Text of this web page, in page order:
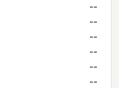
--
--
--
--
--
--